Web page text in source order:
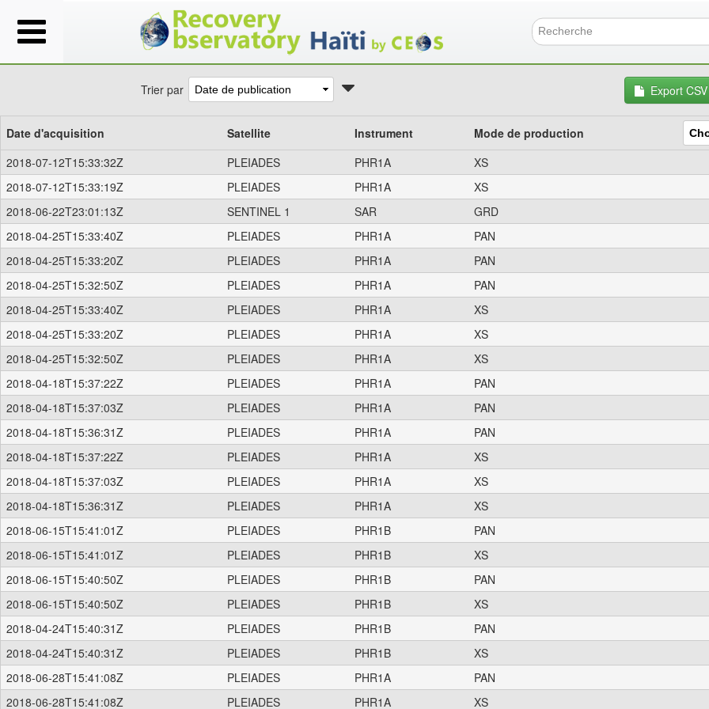
Trier par Export CSV
Date d'acquisition Satellite Instrument Mode de production
2018-07-12T15:33:32Z
PLEIADES PHR1A
XS
2018-07-12T15:33:19Z
PLEIADES PHR1A
XS
2018-06-22T23:01:13Z
SENTINEL 1 SAR
GRD
2018-04-25T15:33:40Z
PLEIADES PHR1A
PAN
2018-04-25T15:33:20Z
PLEIADES PHR1A
PAN
2018-04-25T15:32:50Z
PLEIADES PHR1A
PAN
2018-04-25T15:33:40Z
PLEIADES PHR1A
XS
2018-04-25T15:33:20Z
PLEIADES PHR1A
XS
2018-04-25T15:32:50Z
PLEIADES PHR1A
XS
2018-04-18T15:37:22Z
PLEIADES PHR1A
PAN
2018-04-18T15:37:03Z
PLEIADES PHR1A
PAN
2018-04-18T15:36:31Z
PLEIADES PHR1A
PAN
2018-04-18T15:37:22Z
PLEIADES PHR1A
XS
2018-04-18T15:37:03Z
PLEIADES PHR1A
XS
2018-04-18T15:36:31Z
PLEIADES PHR1A
XS
2018-06-15T15:41:01Z
PLEIADES PHR1B
PAN
2018-06-15T15:41:01Z
PLEIADES PHR1B
XS
2018-06-15T15:40:50Z
PLEIADES PHR1B
PAN
2018-06-15T15:40:50Z
PLEIADES PHR1B
XS
2018-04-24T15:40:31Z
PLEIADES PHR1B
PAN
2018-04-24T15:40:31Z
PLEIADES PHR1B
XS
2018-06-28T15:41:08Z
PLEIADES PHR1A
PAN
2018-06-28T15:41:08Z
PLEIADES PHR1A XS